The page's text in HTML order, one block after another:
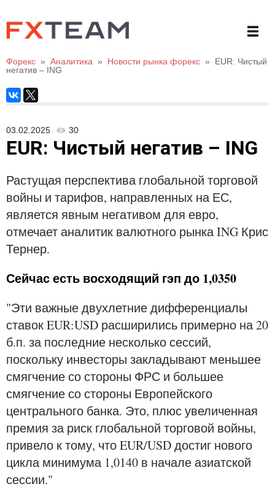
Форекс » Аналитика » Новости рынка форекс »
EUR: Чистый
негатив – ING
03.02.2025 30
EUR: Чистый негатив – ING
Растущая перспектива глобальной торговой
войны и тарифов, направленных на ЕС,
является явным негативом для евро,
отмечает аналитик валютного рынка ING Крис
Тернер.
Сейчас есть восходящий гэп до 1,0350
"Эти важные двухлетние дифференциалы
ставок EUR:USD расширились примерно на 20
б.п. за последние несколько сессий,
поскольку инвесторы закладывают меньшее
смягчение со стороны ФРС и большее
смягчение со стороны Европейского
центрального банка. Это, плюс увеличенная
премия за риск глобальной торговой войны,
привело к тому, что EUR/USD достиг нового
цикла минимума 1,0140 в начале азиатской
сессии."